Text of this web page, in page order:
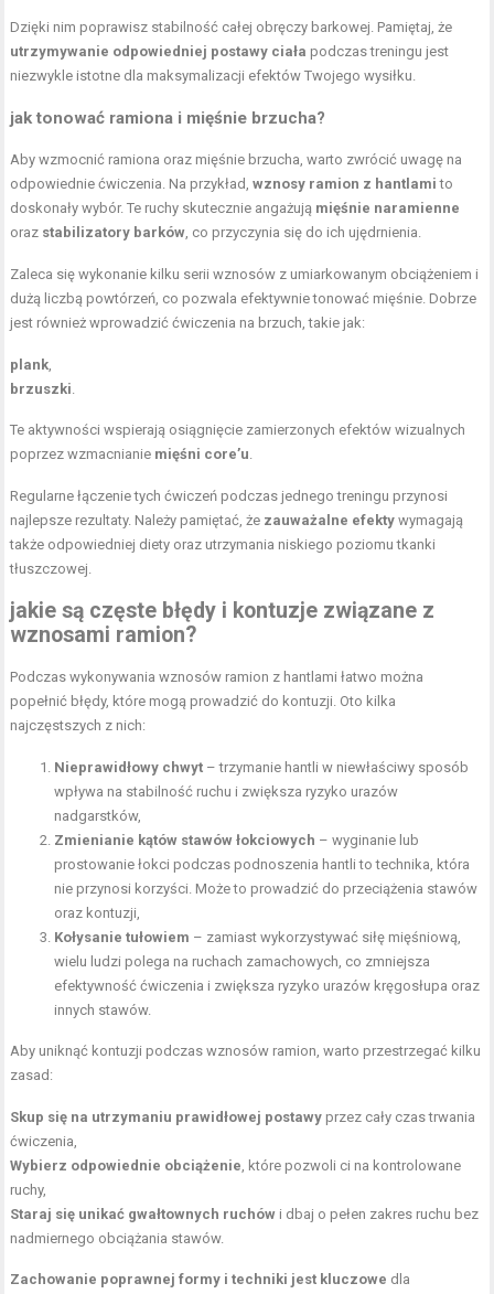
Dzięki nim poprawisz stabilność całej obręczy barkowej. Pamiętaj, że
utrzymywanie odpowiedniej postawy ciała podczas treningu jest
niezwykle istotne dla maksymalizacji efektów Twojego wysiłku.
jak tonować ramiona i mięśnie brzucha?
Aby wzmocnić ramiona oraz mięśnie brzucha, warto zwrócić uwagę na
odpowiednie ćwiczenia. Na przykład,wznosy ramion z hantlami to
doskonały wybór. Te ruchy skutecznie angażują mięśnie naramienne
oraz stabilizatory barków, co przyczynia się do ich ujędrnienia.
Zaleca się wykonanie kilku serii wznosów z umiarkowanym obciążeniem i
dużą liczbą powtórzeń, co pozwala efektywnie tonować mięśnie. Dobrze
jest również wprowadzić ćwiczenia na brzuch, takie jak:
plank,
brzuszki.
Te aktywności wspierają osiągnięcie zamierzonych efektów wizualnych
poprzez wzmacnianie mięśni core’u.
Regularne łączenie tych ćwiczeń podczas jednego treningu przynosi
najlepsze rezultaty. Należy pamiętać, że zauważalne efekty wymagają
także odpowiedniej diety oraz utrzymania niskiego poziomu tkanki
tłuszczowej.
jakie są częste błędy i kontuzje związane z
wznosami ramion?
Podczas wykonywania wznosów ramion z hantlami łatwo można
popełnić błędy, które mogą prowadzić do kontuzji. Oto kilka
najczęstszych z nich:
Nieprawidłowy chwyt – trzymanie hantli w niewłaściwy sposób
wpływa na stabilność ruchu i zwiększa ryzyko urazów
nadgarstków,
Zmienianie kątów stawów łokciowych – wyginanie lub
prostowanie łokci podczas podnoszenia hantli to technika, która
nie przynosi korzyści. Może to prowadzić do przeciążenia stawów
oraz kontuzji,
Kołysanie tułowiem – zamiast wykorzystywać siłę mięśniową,
wielu ludzi polega na ruchach zamachowych, co zmniejsza
efektywność ćwiczenia i zwiększa ryzyko urazów kręgosłupa oraz
innych stawów.
Aby uniknąć kontuzji podczas wznosów ramion, warto przestrzegać kilku
zasad:
Skup się na utrzymaniu prawidłowej postawy przez cały czas trwania
ćwiczenia,
Wybierz odpowiednie obciążenie, które pozwoli ci na kontrolowane
ruchy,
Staraj się unikać gwałtownych ruchów i dbaj o pełen zakres ruchu bez
nadmiernego obciążania stawów.
Zachowanie poprawnej formy i techniki jest kluczowe dla